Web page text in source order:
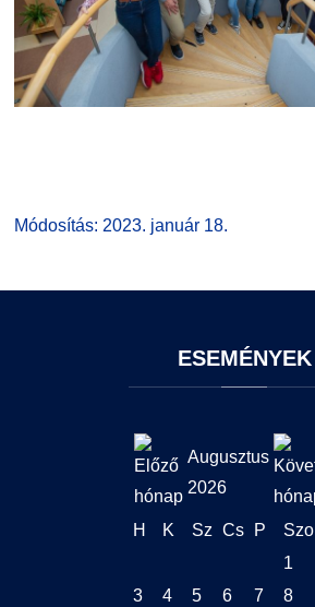
Módosítás: 2023. január 18.
ESEMÉNYEK
Augusztus
2026
H K Sz Cs P Szo
1
3
4 5 6 7 8